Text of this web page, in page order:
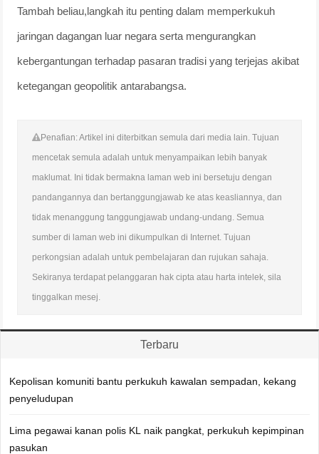
Tambah beliau,langkah itu penting dalam memperkukuh
jaringan dagangan luar negara serta mengurangkan
kebergantungan terhadap pasaran tradisi yang terjejas akibat
ketegangan geopolitik antarabangsa.
Penafian: Artikel ini diterbitkan semula dari media lain. Tujuan
mencetak semula adalah untuk menyampaikan lebih banyak
maklumat. Ini tidak bermakna laman web ini bersetuju dengan
pandangannya dan bertanggungjawab ke atas keasliannya, dan
tidak menanggung tanggungjawab undang-undang. Semua
sumber di laman web ini dikumpulkan di Internet. Tujuan
perkongsian adalah untuk pembelajaran dan rujukan sahaja.
Sekiranya terdapat pelanggaran hak cipta atau harta intelek, sila
tinggalkan mesej.
Terbaru
Kepolisan komuniti bantu perkukuh kawalan sempadan, kekang
penyeludupan
Lima pegawai kanan polis KL naik pangkat, perkukuh kepimpinan
pasukan